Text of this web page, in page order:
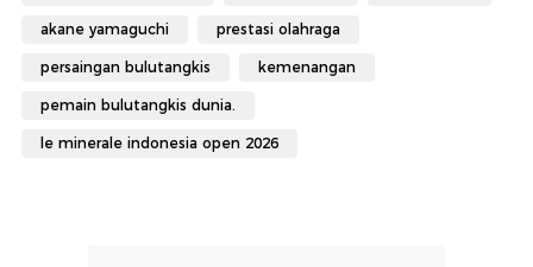
akane yamaguchi prestasi olahraga
persaingan bulutangkis kemenangan
pemain bulutangkis dunia.
le minerale indonesia open 2026